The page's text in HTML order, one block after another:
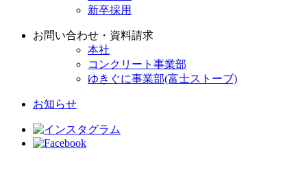
新卒採用
お問い合わせ・資料請求
本社
コンクリート事業部
ゆきぐに事業部(富士ストーブ)
お知らせ